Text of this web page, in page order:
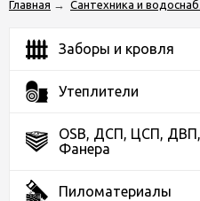
Главная → Сантехника и
Заборы и кровля
Утеплители
OSB, ДСП, ЦСП, ДВП,
Фанера
Пиломатериалы